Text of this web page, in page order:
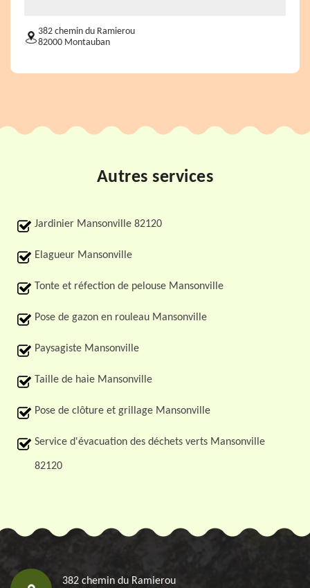
382 chemin du Ramierou
82000 Montauban
Autres services
Jardinier Mansonville 82120
Elagueur Mansonville
Tonte et réfection de pelouse Mansonville
Pose de gazon en rouleau Mansonville
Paysagiste Mansonville
Taille de haie Mansonville
Pose de clôture et grillage Mansonville
Service d'évacuation des déchets verts Mansonville
82120
382 chemin du Ramierou